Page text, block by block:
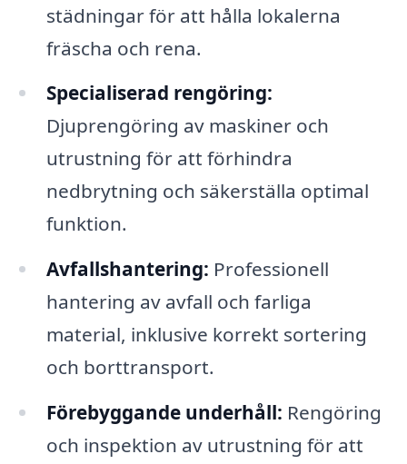
städningar för att hålla lokalerna
fräscha och rena.
Specialiserad rengöring:
Djuprengöring av maskiner och
utrustning för att förhindra
nedbrytning och säkerställa optimal
funktion.
Avfallshantering: Professionell
hantering av avfall och farliga
material, inklusive korrekt sortering
och borttransport.
Förebyggande underhåll: Rengöring
och inspektion av utrustning för att